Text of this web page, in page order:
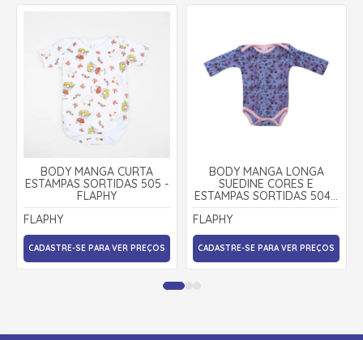
BODY MANGA CURTA
ESTAMPAS SORTIDAS 505 -
FLAPHY
FLAPHY
CADASTRE-SE PARA VER PREÇOS
BODY MANGA LONGA
SUEDINE CORES E
ESTAMPAS SORTIDAS 504 -
FLAPHY
FLAPHY
CADASTRE-SE PARA VER PREÇOS